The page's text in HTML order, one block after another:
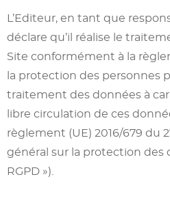
L’Editeur, en tant que
déclare qu’il réalise le
Site conformément à la
la protection des personnes
traitement des données à
libre circulation de ces
règlement (UE) 2016/679 du
général sur la protection des
RGPD »).